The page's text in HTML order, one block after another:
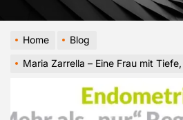
Home
Blog
Maria Zarrella – Eine Frau mit Tiefe, Stärke und